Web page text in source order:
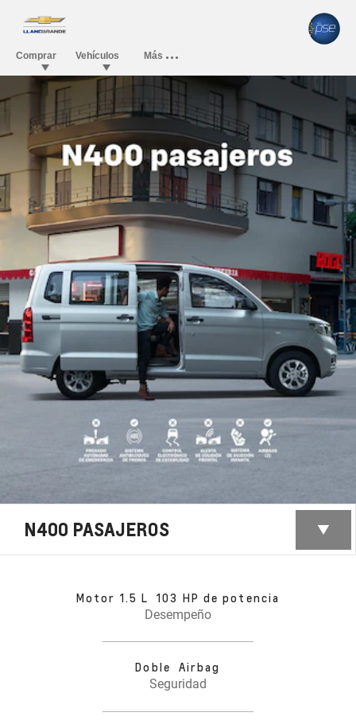
N400 PASAJEROS
Motor 1.5 L 103 HP de potencia
Desempeño
Doble Airbag
Seguridad